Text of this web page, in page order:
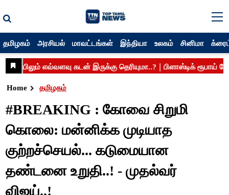
தமிழகம் அரசியல் மாவட்டங்கள் இந்தியா உலகம் சினிமா
Home தமிழகம்
#BREAKING : கோவை சிறுமி
கொலை: மன்னிக்க முடியாத
குற்றச்செயல்... கடுமையான
தண்டனை உறுதி..! - முதல்வர்
விஜய்..!